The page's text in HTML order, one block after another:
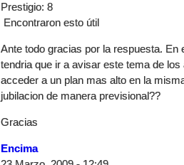
Prestigio: 8
Encontraron esto útil
Ante todo gracias por la respuesta.
tendria que ir a avisar este tema de
acceder a un plan mas alto en la
jubilacion de manera previsional??
Gracias
Encima